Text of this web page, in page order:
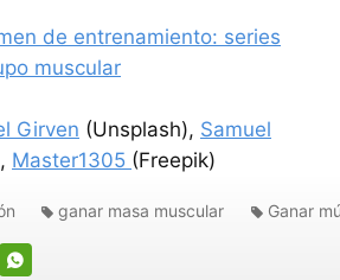
de entrenamiento: series
muscular
Girven (Unsplash), Samuel
Master1305 (Freepik)
ganar masa muscular Ganar